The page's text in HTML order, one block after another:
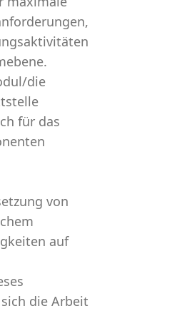
die
für das
von
auf
die Arbeit